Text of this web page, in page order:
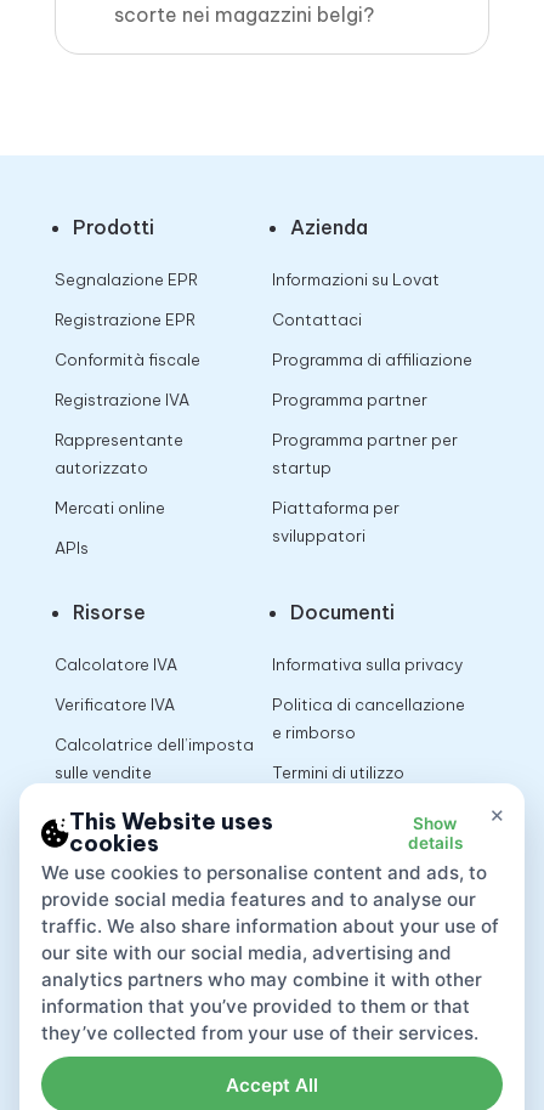
scorte nei magazzini belgi?
Prodotti
Segnalazione EPR
Registrazione EPR
Conformità fiscale
Registrazione IVA
Rappresentante
autorizzato
Mercati online
APIs
Azienda
Informazioni su Lovat
Contattaci
Programma di affiliazione
Programma partner
Programma partner per
startup
Piattaforma per
sviluppatori
Risorse
Calcolatore IVA
Verificatore IVA
Calcolatrice dell’imposta
sulle vendite
Documenti
Informativa sulla privacy
Politica di cancellazione
e rimborso
Termini di utilizzo
×
This Website uses
cookies
Show
details
We use cookies to personalise content and ads, to
provide social media features and to analyse our
traffic. We also share information about your use of
our site with our social media, advertising and
analytics partners who may combine it with other
information that you’ve provided to them or that
they’ve collected from your use of their services.
Accept All